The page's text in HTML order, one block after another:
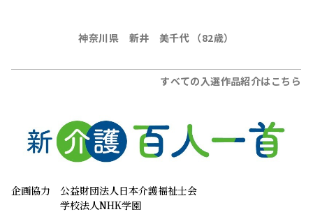
神奈川県 新井 美千代 （82歳）
すべての入選作品紹介はこちら
企画協力
公益財団法人日本介護福祉士会
学校法人NHK学園